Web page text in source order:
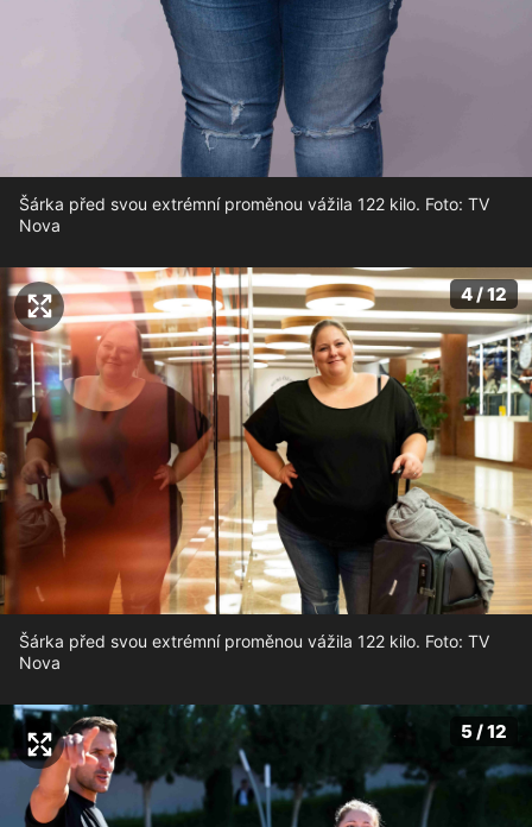
Šárka před svou extrémní proměnou vážila 122 kilo. Foto: TV
Nova
4 / 12
Šárka před svou extrémní proměnou vážila 122 kilo. Foto: TV
Nova
5 / 12